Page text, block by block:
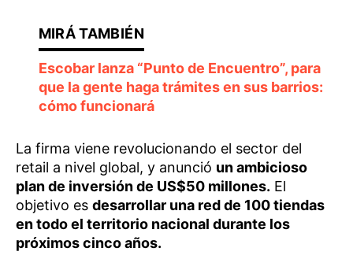
Escobar lanza “Punto de Encuentro”, para
que la gente haga trámites en sus barrios:
cómo funcionará
La firma viene revolucionando el sector del
retail a nivel global, y anunció un ambicioso
plan de inversión de US$50 millones. El
objetivo es desarrollar una red de 100 tiendas
en todo el territorio nacional durante los
próximos cinco años.